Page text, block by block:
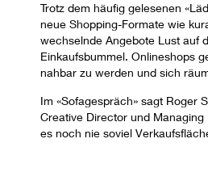
Trotz dem häufig gelesenen
neue Shopping-Formate wie
wechselnde Angebote Lust auf
Einkaufsbummel. Onlineshops
nahbar zu werden und sich
Im «Sofagespräch» sagt Roger
Creative Director und
es noch nie soviel